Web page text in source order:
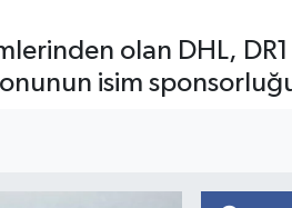
olan DHL,
isim